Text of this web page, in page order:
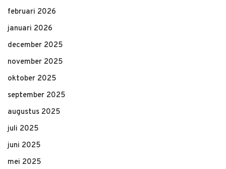
februari 2026
januari 2026
december 2025
november 2025
oktober 2025
september 2025
augustus 2025
juli 2025
juni 2025
mei 2025